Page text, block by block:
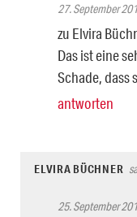
27. September
zu Elvira
Das ist eine
Schade, dass
antworten
ELVIRA BÜCHNER
25. September